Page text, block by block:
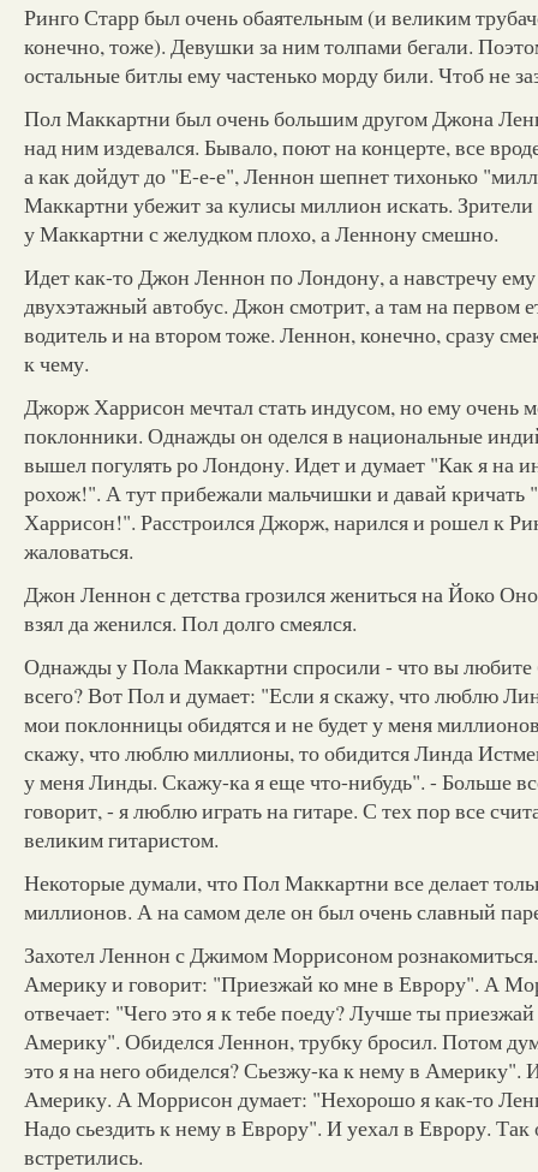
Ринго Старр был очень обаятельным (и великим
конечно, тоже). Девушки за ним толпами бегали.
остальные битлы ему частенько морду били. Чтоб не
Пол Маккартни был очень большим другом Джона
над ним издевался. Бывало, поют на концерте, все
а как дойдут до "Е-е-е", Леннон шепнет тихонько
Маккартни убежит за кулисы миллион искать.
у Маккартни с желудком плохо, а Леннону смешно.
Идет как-то Джон Леннон по Лондону, а навстречу ему
двухэтажный автобус. Джон смотрит, а там на первом
водитель и на втором тоже. Леннон, конечно, сразу
к чему.
Джорж Харрисон мечтал стать индусом, но ему очень
поклонники. Однажды он оделся в национальные
вышел погулять ро Лондону. Идет и думает "Как я на
рохож!". А тут прибежали мальчишки и давай кричать
Харрисон!". Расстроился Джорж, нарился и рошел к
жаловаться.
Джон Леннон с детства грозился жениться на Йоко
взял да женился. Пол долго смеялся.
Однажды у Пола Маккартни спросили - что вы любите
всего? Вот Пол и думает: "Если я скажу, что люблю
мои поклонницы обидятся и не будет у меня
скажу, что люблю миллионы, то обидится Линда
у меня Линды. Скажу-ка я еще что-нибудь". - Больше
говорит, - я люблю играть на гитаре. С тех пор все
великим гитаристом.
Некоторые думали, что Пол Маккартни все делает
миллионов. А на самом деле он был очень славный
Захотел Леннон с Джимом Моррисоном
Америку и говорит: "Приезжай ко мне в Еврору". А
отвечает: "Чего это я к тебе поеду? Лучше ты
Америку". Обиделся Леннон, трубку бросил. Потом
это я на него обиделся? Сьезжу-ка к нему в Америку".
Америку. А Моррисон думает: "Нехорошо я как-то
Надо сьездить к нему в Еврору". И уехал в Еврору. Так
встретились.